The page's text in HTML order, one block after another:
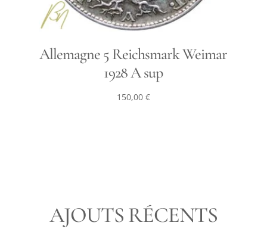
Allemagne 5 Reichsmark Weimar
1928 A sup
150,00 €
AJOUTS RÉCENTS